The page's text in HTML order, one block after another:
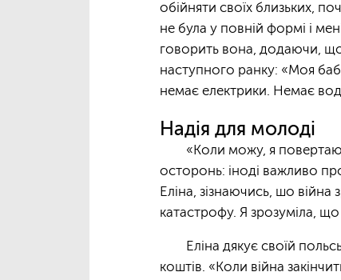
обійняти своїх близьких,
не була у повній формі і
говорить вона, додаючи,
наступного ранку: «Моя
немає електрики. Немає
Надія для молоді
«Коли можу, я
осторонь: іноді важливо
Еліна, зізнаючись, шо війна
катастрофу. Я зрозуміла, що
Еліна дякує своїй
коштів. «Коли війна